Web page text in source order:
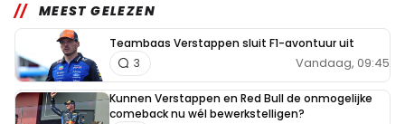
MEEST GELEZEN
Teambaas Verstappen sluit F1-avontuur uit
Vandaag, 09:45
3
Kunnen Verstappen en Red Bull de onmogelijke
comeback nu wél bewerkstelligen?